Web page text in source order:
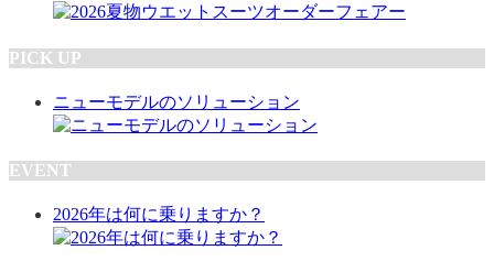
PICK UP
ニューモデルのソリューション
EVENT
2026年は何に乗りますか？